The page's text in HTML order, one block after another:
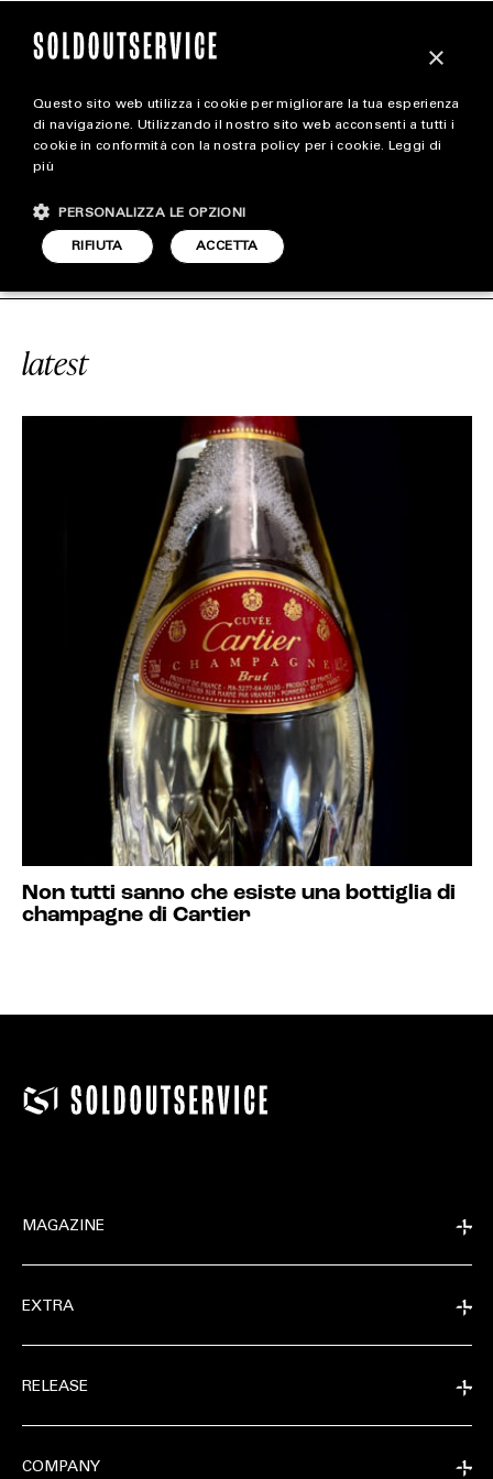
magazine
STYLE
FOOTWEAR
#VRANKEN SOLDOUTSERVICE
latest
Non tutti sanno che esiste una bottiglia di
champagne di Cartier
MAGAZINE
EXTRA
RELEASE
COMPANY
×
Questo sito web utilizza i cookie per migliorare la tua esperienza
di navigazione. Utilizzando il nostro sito web acconsenti a tutti i
cookie in conformità con la nostra policy per i cookie. Leggi di
più
ACCETTA
RIFIUTA
PERSONALIZZA LE OPZIONI